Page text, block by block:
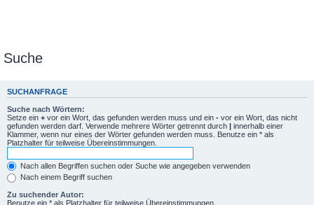
Suche
SUCHANFRAGE
Suche nach Wörtern:
Setze ein + vor ein Wort, das gefunden werden muss und ein - vor ein Wort, das nicht
gefunden werden darf. Verwende mehrere Wörter getrennt durch | innerhalb einer
Klammer, wenn nur eines der Wörter gefunden werden muss. Benutze ein * als
Platzhalter für teilweise Übereinstimmungen.
Nach allen Begriffen suchen oder Suche wie angegeben verwenden
Nach einem Begriff suchen
Zu suchender Autor:
Benutze ein * als Platzhalter für teilweise Übereinstimmungen.